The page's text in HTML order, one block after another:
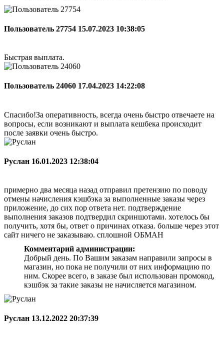
Пользователь 27754 15.07.2023 10:38:05
Быстрая выплата.
Пользователь 24060 17.04.2023 14:22:08
Спасибо!За оперативность, всегда очень быстро отвечаете на
вопросы, если возникают и выплата кешбека происходит
после заявки очень быстро.
Руслан 16.01.2023 12:38:04
примерно два месяца назад отправил претензию по поводу
отмены начисления кэшбэка за выполненные заказы через
приложение, до сих пор ответа нет. подтверждение
выполнения заказов подтвердил скриншотами. хотелось бы
получить, хотя бы, ответ о причинах отказа. больше через этот
сайт ничего не заказываю. сплошной ОБМАН
Комментарий администрации:
Добрый день. По Вашим заказам направили запросы в
магазин, но пока не получили от них информацию по
ним. Скорее всего, в заказе был использован промокод,
кэшбэк за такие заказы не начисляется магазином.
Руслан 13.12.2022 20:37:39